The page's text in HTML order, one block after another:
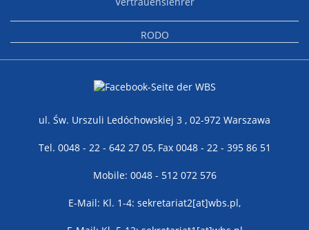
RODO
ul. Św. Urszuli Ledóchowskiej 3 , 02-972 Warszawa
Tel. 0048 - 22 - 642 27 05, Fax 0048 - 22 - 395 86 51
Mobile: 0048 - 512 072 576
E-Mail: Kl. 1-4: sekretariat2[at]wbs.pl,